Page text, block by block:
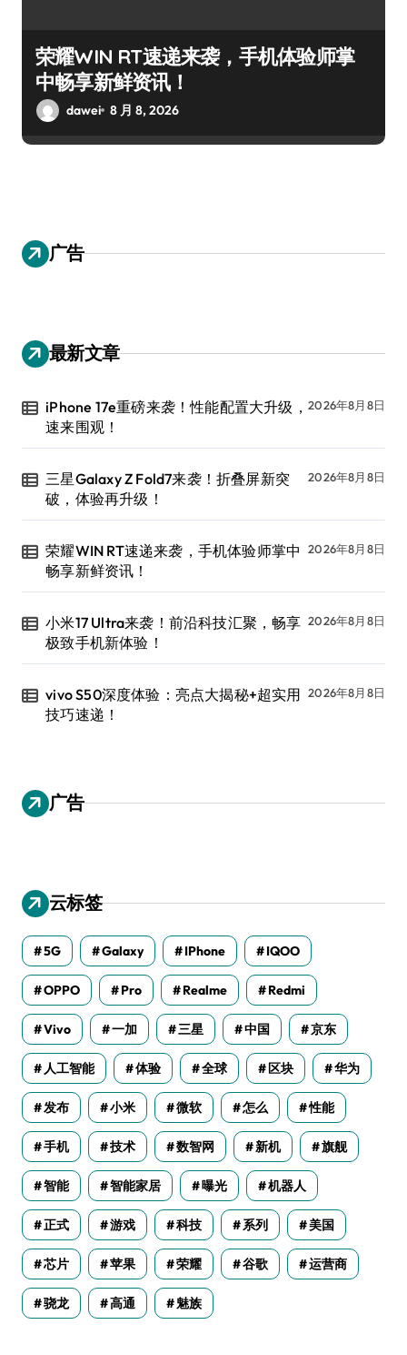
荣耀WIN RT速递来袭，手机体验师掌
中畅享新鲜资讯！
dawei 8 月 8, 2026
广告
最新文章
iPhone 17e重磅来袭！性能配置大升级，
速来围观！
2026年8月8日
三星Galaxy Z Fold7来袭！折叠屏新突
破，体验再升级！
2026年8月8日
荣耀WIN RT速递来袭，手机体验师掌中
畅享新鲜资讯！
2026年8月8日
小米17 Ultra来袭！前沿科技汇聚，畅享
极致手机新体验！
2026年8月8日
vivo S50深度体验：亮点大揭秘+超实用
技巧速递！
2026年8月8日
广告
云标签
5G Galaxy IPhone IQOO
OPPO Pro Realme Redmi
Vivo 一加 三星 中国 京东
人工智能 体验 全球 区块 华为
发布 小米 微软 怎么 性能
手机 技术 数智网 新机 旗舰
智能 智能家居 曝光 机器人
正式 游戏 科技 系列 美国
芯片 苹果 荣耀 谷歌 运营商
骁龙 高通 魅族